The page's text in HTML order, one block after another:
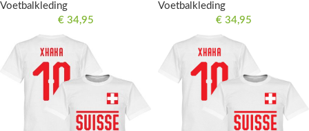
Voetbalkleding
€34,95
Voetbalkleding
€34,95